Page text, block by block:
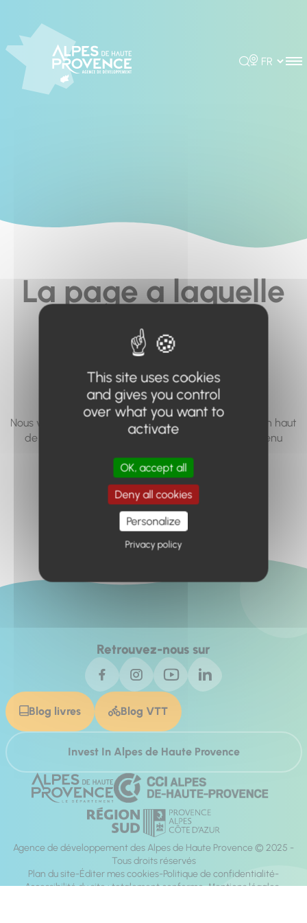
Rechercher
Choisir la
La page a laquelle
vous cherchez à
accéder n'existe
pas... ou plus.
Nous vous invitons à utiliser le moteur de recherche en haut
de page, ou à utiliser le menu pour trouver le contenu
Retour à l'accueil
Retrouvez-nous sur
Blog livres Blog VTT
Invest In Alpes de Haute Provence
Agence de développement des Alpes de Haute Provence © 2025 -
Tous droits réservés
Plan du site Éditer mes cookies Politique de confidentialité
Accessibilité du site : totalement conforme Mentions légales
This site uses cookies
and gives you control
over what you want to
activate
OK, accept all
Deny all cookies
Personalize
Privacy policy